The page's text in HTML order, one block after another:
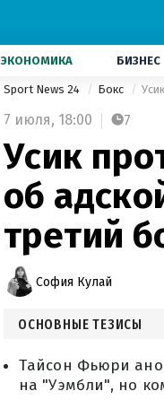
ЭКОНОМИКА БИЗНЕС
Sport News 24 Бокс
7 июля, 18:00 7
Усик
об
третий
София Кулай
ОСНОВНЫЕ ТЕЗИСЫ
Тайсон Фьюри
на "Уэмбли", но